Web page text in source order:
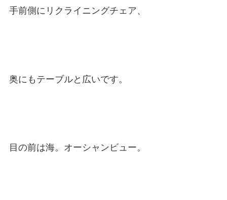
手前側にリクライニングチェア、
奥にもテーブルと広いです。
目の前は海。オーシャンビュー。